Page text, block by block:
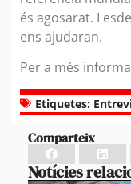
és agosarat. I
ens ajudaran.
Per a més
Etiquetes:
Comparteix
Notícies